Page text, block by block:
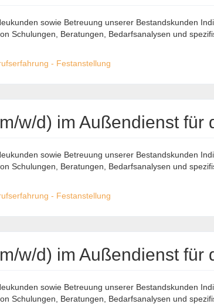
sowie Betreuung unserer Bestandskunden
Schulungen, Beratungen, Bedarfsanalysen und
- Festanstellung
w/d) im Außendienst
sowie Betreuung unserer Bestandskunden
Schulungen, Beratungen, Bedarfsanalysen und
- Festanstellung
w/d) im Außendienst
sowie Betreuung unserer Bestandskunden
Schulungen, Beratungen, Bedarfsanalysen und